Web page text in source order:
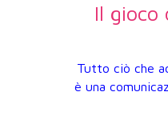
Il gioco
Tutto ciò che
è una